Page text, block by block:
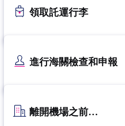
領取託運行李
進行海關檢查和申報
離開機場之前…